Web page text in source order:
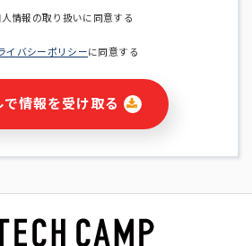
送付のため
ービスに関連する情報(当社及び第三者の
広告配信・宣伝を含みますが、それらに
当者)を識別できない形式に加工した統
情報の取り扱いに同意する
イバシーポリシーに同意する
で情報を受け取る